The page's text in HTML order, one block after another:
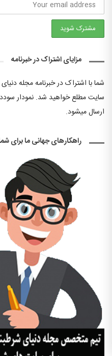
مزایای اشتراک در خبرنامه
شما با اشتراک در خبرنامه مجله
سایت مطلع خواهید شد. نمودار
ارسال میشود.
راهکارهای جهانی ما برای